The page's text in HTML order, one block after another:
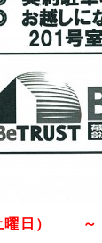
曜日）